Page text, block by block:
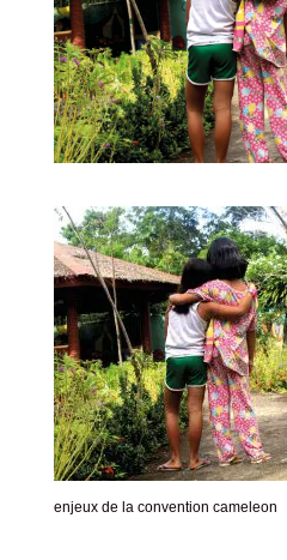
enjeux de la convention cameleon